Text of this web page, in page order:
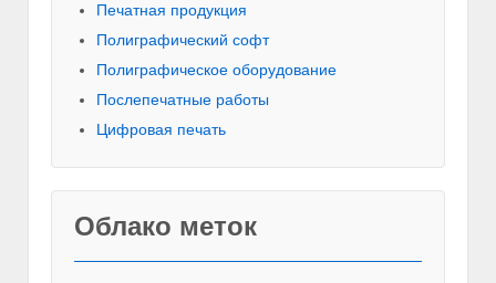
Печатная продукция
Полиграфический софт
Полиграфическое оборудование
Послепечатные работы
Цифровая печать
Облако меток